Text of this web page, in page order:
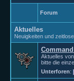
Forum
Aktuelles
Neuigkeiten und
Aktuelles
bitte die
Unterforen: